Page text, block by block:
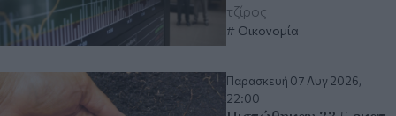
τζίρος
Οικονομία
Παρασκευή 07 Αυγ 2026,
22:00